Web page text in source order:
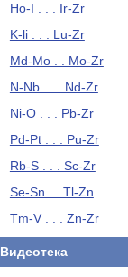
Ho-I . . . Ir-Zr
K-li . . . Lu-Zr
Md-Mo . . Mo-Zr
N-Nb . . . Nd-Zr
Ni-O . . . Pb-Zr
Pd-Pt . . . Pu-Zr
Rb-S . . . Sc-Zr
Se-Sn . . Tl-Zn
Tm-V . . . Zn-Zr
Видеотека